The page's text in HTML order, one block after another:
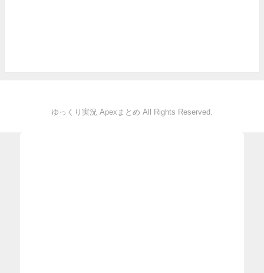
ゆっくり実況 Apexまとめ All Rights Reserved.